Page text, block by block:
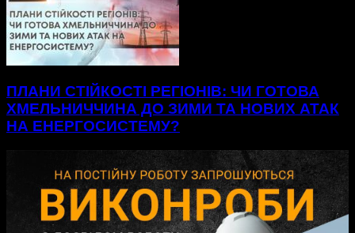
ПЛАНИ СТІЙКОСТІ РЕГІОНІВ: ЧИ ГОТОВА
ХМЕЛЬНИЧЧИНА ДО ЗИМИ ТА НОВИХ АТАК
НА ЕНЕРГОСИСТЕМУ?